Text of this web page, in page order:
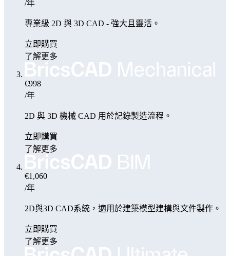
/年
專業級 2D 與 3D CAD - 強大且靈活。
立即購買
了解更多
€998
/年
2D 與 3D 機械 CAD 用於記錄製造流程。
立即購買
了解更多
€1,060
/年
2D與3D CAD系統，適用於建築模型建構與文件製作。
立即購買
了解更多